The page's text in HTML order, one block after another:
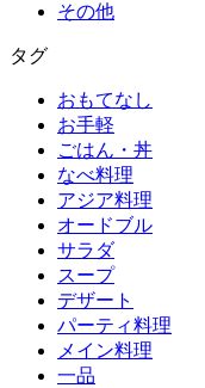
その他
タグ
おもてなし
お手軽
ごはん・丼
なべ料理
アジア料理
オードブル
サラダ
スープ
デザート
パーティ料理
メイン料理
一品